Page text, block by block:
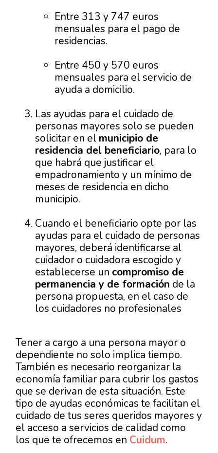
Entre 313 y 747 euros
mensuales para el pago de
residencias.
Entre 450 y 570 euros
mensuales para el servicio de
ayuda a domicilio.
Las ayudas para el cuidado de
personas mayores solo se pueden
solicitar en el municipio de
residencia del beneficiario, para lo
que habrá que justificar el
empadronamiento y un mínimo de
meses de residencia en dicho
municipio.
Cuando el beneficiario opte por las
ayudas para el cuidado de personas
mayores, deberá identificarse al
cuidador o cuidadora escogido y
establecerse un compromiso de
permanencia y de formación de la
persona propuesta, en el caso de
los cuidadores no profesionales
Tener a cargo a una persona mayor o
dependiente no solo implica tiempo.
También es necesario reorganizar la
economía familiar para cubrir los gastos
que se derivan de esta situación. Este
tipo de ayudas económicas te facilitan el
cuidado de tus seres queridos mayores y
el acceso a servicios de calidad como
los que te ofrecemos en Cuidum.